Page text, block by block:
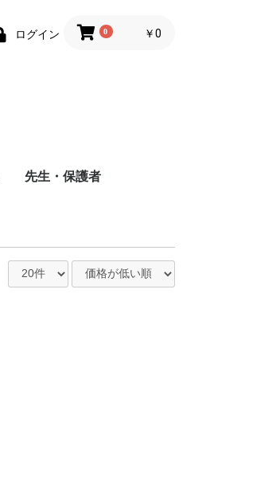
ログイン 0 ￥0
先生・保護者